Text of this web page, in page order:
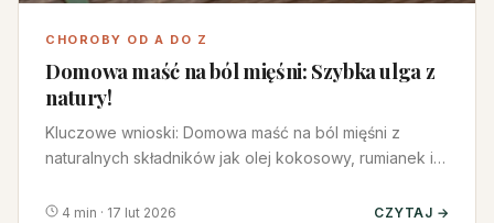
CHOROBY OD A DO Z
Domowa maść na ból mięśni: Szybka ulga z
natury!
Kluczowe wnioski: Domowa maść na ból mięśni z
naturalnych składników jak olej kokosowy, rumianek i
4 min · 17 lut 2026 CZYTAJ →